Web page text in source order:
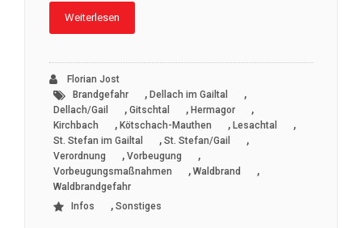
Weiterlesen
Florian Jost
Brandgefahr
, Dellach im Gailtal ,
Dellach/Gail , Gitschtal , Hermagor ,
Kirchbach , Kötschach-Mauthen , Lesachtal ,
St. Stefan im Gailtal , St. Stefan/Gail ,
Verordnung , Vorbeugung ,
Vorbeugungsmaßnahmen , Waldbrand ,
Waldbrandgefahr
Infos
, Sonstiges